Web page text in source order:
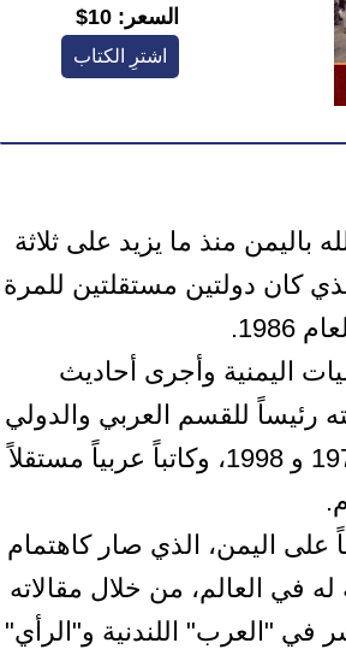
السعر: 10$
اشترِ الكتاب
باليمن منذ ما يزيد على ثلاثة
كان دولتين مستقلتين للمرة
اليمنية وأجرى أحاديث
رئيساً للقسم العربي والدولي
في "النهار" بين 1976 و 1998، وكاتباً عربياً مستقلاً
على اليمن، الذي صار كاهتمام
في العالم، من خلال مقالاته
في "العرب" اللندنية و"الرأي"